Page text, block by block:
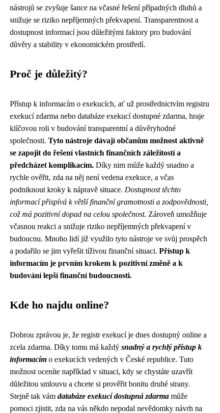
nástrojů se zvyšuje šance na včasné řešení případných dluhů a
snižuje se riziko nepříjemných překvapení. Transparentnost a
dostupnost informací jsou důležitými faktory pro budování
důvěry a stability v ekonomickém prostředí.
Proč je důležitý?
Přístup k informacím o exekucích, ať už prostřednictvím registru
exekucí zdarma nebo databáze exekucí dostupné zdarma, hraje
klíčovou roli v budování transparentní a důvěryhodné
společnosti. Tyto nástroje dávají občanům možnost aktivně
se zapojit do řešení vlastních finančních záležitostí a
předcházet komplikacím. Díky nim může každý snadno a
rychle ověřit, zda na něj není vedena exekuce, a včas
podniknout kroky k nápravě situace. Dostupnost těchto
informací přispívá k větší finanční gramotnosti a zodpovědnosti,
což má pozitivní dopad na celou společnost. Zároveň umožňuje
včasnou reakci a snižuje riziko nepříjemných překvapení v
budoucnu. Mnoho lidí již využilo tyto nástroje ve svůj prospěch
a podařilo se jim vyřešit tíživou finanční situaci. Přístup k
informacím je prvním krokem k pozitivní změně a k
budování lepší finanční budoucnosti.
Kde ho najdu online?
Dobrou zprávou je, že registr exekucí je dnes dostupný online a
zcela zdarma. Díky tomu má každý snadný a rychlý přístup k
informacím o exekucích vedených v České republice. Tuto
možnost oceníte například v situaci, kdy se chystáte uzavřít
důležitou smlouvu a chcete si prověřit bonitu druhé strany.
Stejně tak vám databáze exekucí dostupná zdarma může
pomoci zjistit, zda na vás někdo nepodal nevědomky návrh na